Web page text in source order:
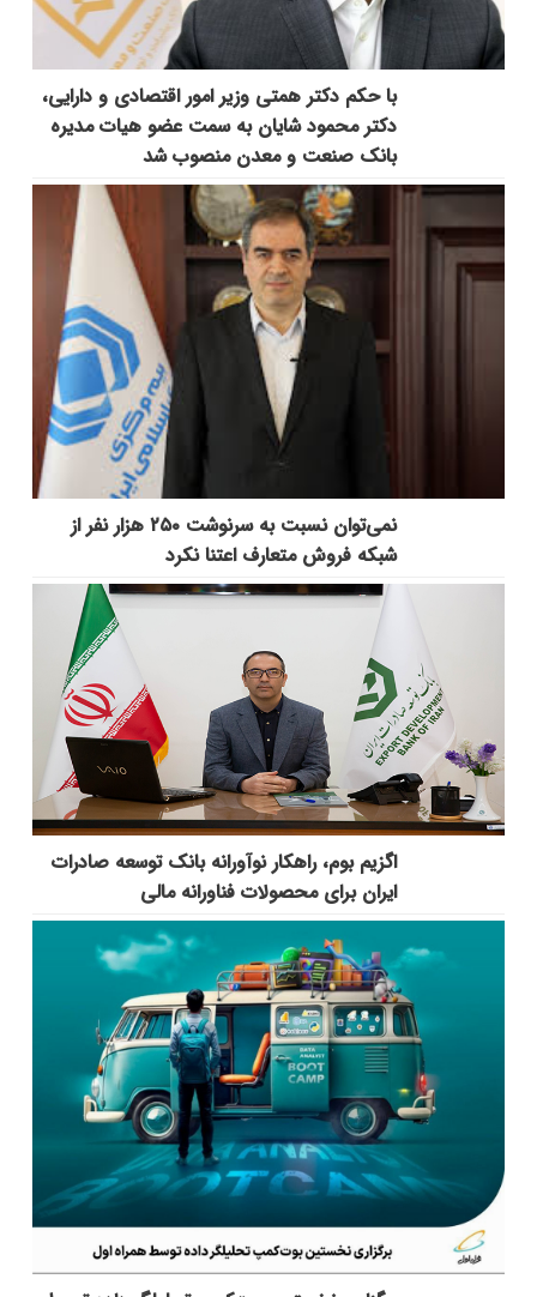
با حکم دکتر همتی وزیر امور اقتصادی و دارایی،
دکتر محمود شایان به سمت عضو هیات مدیره
بانک صنعت و معدن منصوب شد
نمی‌توان نسبت به سرنوشت ۲۵۰ هزار نفر از
شبکه فروش متعارف اعتنا نکرد
اگزیم بوم، راهکار نوآورانه بانک توسعه صادرات
ایران برای محصولات فناورانه مالی